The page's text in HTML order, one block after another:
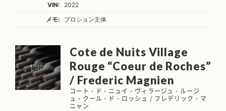
VIN:
2022
メモ:
ブロション主体
Cote de Nuits Village
Rouge “Coeur de Roches”
/ Frederic Magnien
コート・ド・ニュイ・ヴィラージュ・ルージ
ュ・クール・ド・ロッシュ / フレデリック・マ
ニャン